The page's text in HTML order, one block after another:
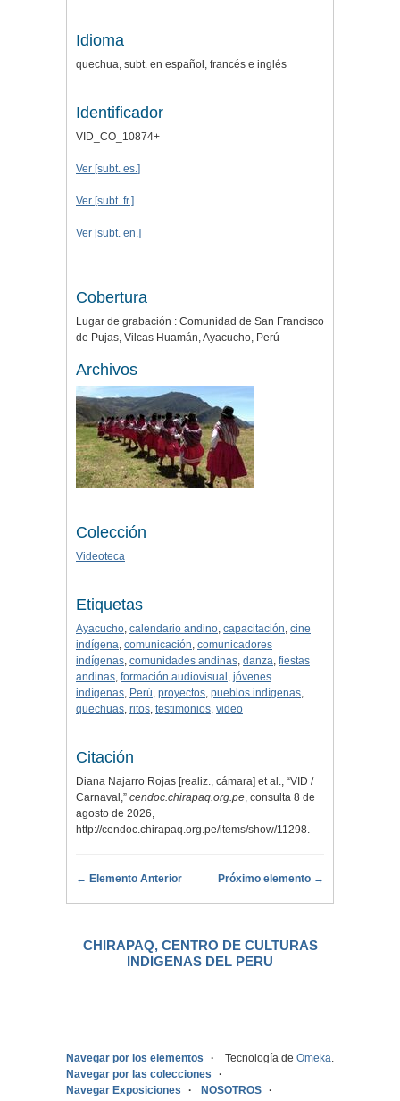
Idioma
quechua, subt. en español, francés e inglés
Identificador
VID_CO_10874+
Ver [subt. es.]
Ver [subt. fr.]
Ver [subt. en.]
Cobertura
Lugar de grabación : Comunidad de San Francisco
de Pujas, Vilcas Huamán, Ayacucho, Perú
Archivos
Colección
Videoteca
Etiquetas
Ayacucho, calendario andino, capacitación, cine
indígena, comunicación, comunicadores
indígenas, comunidades andinas, danza, fiestas
andinas, formación audiovisual , jóvenes
indígenas, Perú, proyectos, pueblos indígenas,
quechuas, ritos, testimonios, video
Citación
Diana Najarro Rojas [realiz., cámara] et al., “VID /
Carnaval,” cendoc.chirapaq.org.pe, consulta 8 de
agosto de 2026,
http://cendoc.chirapaq.org.pe/items/show/11298.
← Elemento Anterior Próximo elemento →
CHIRAPAQ, CENTRO DE CULTURAS
INDIGENAS DEL PERU
Navegar por los elementos
Navegar por las colecciones
Navegar Exposiciones
NOSOTROS
Tecnología de Omeka.